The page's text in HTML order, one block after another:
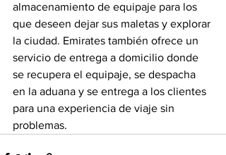
almacenamiento de equipaje para los
que deseen dejar sus maletas y explorar
la ciudad. Emirates también ofrece un
servicio de entrega a domicilio donde
se recupera el equipaje, se despacha
en la aduana y se entrega a los clientes
para una experiencia de viaje sin
problemas.